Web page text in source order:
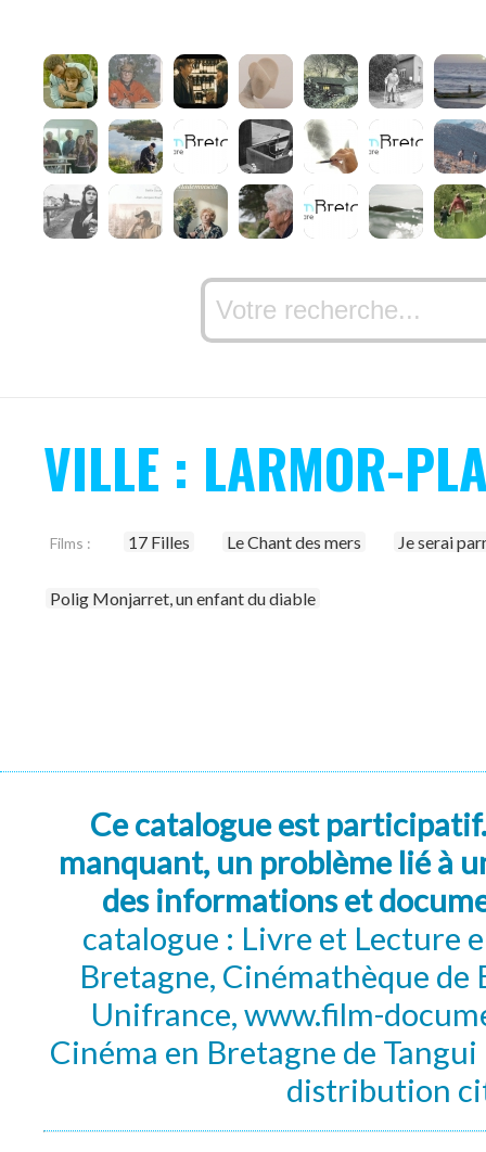
VILLE : LARMOR-
Films : 17 Filles Le Chant des mers Je serai
Polig Monjarret, un enfant du diable
Ce catalogue est
manquant, un problème lié à
des informations et
catalogue : Livre et Lecture
Bretagne, Cinémathèque de
Unifrance, www.film-
Cinéma en Bretagne de
distribution